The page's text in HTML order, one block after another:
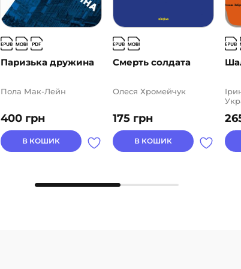
Паризька дружина
400 грн
Пола Мак-Лейн
В КОШИК
Смерть солдата
175 грн
Олеся Хромейчук
В КОШИК